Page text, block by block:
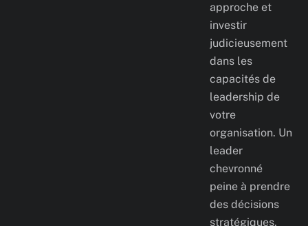
approche et
investir
judicieusement
dans les
capacités de
leadership de
votre
organisation. Un
leader
chevronné
peine à prendre
des décisions
stratégiques.